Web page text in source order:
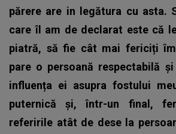
părere are in legătura cu asta.
care îl am de declarat este că
piatră, să fie cât mai fericiți
pare o persoană respectabilă
influența ei asupra fostului
puternică și, într-un final,
referirile atât de dese la